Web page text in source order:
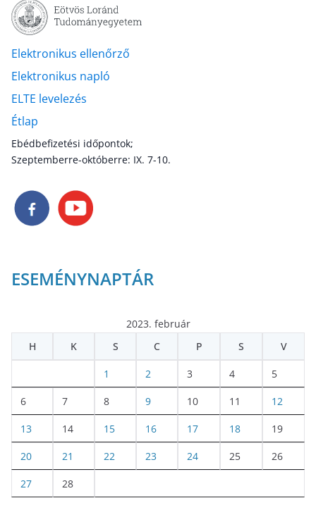
Elektronikus ellenőrző
Elektronikus napló
ELTE levelezés
Étlap
Ebédbefizetési időpontok;
Szeptemberre-októberre: IX. 7-10.
ESEMÉNYNAPTÁR
2023. február
H
K S C P S V
1 2 3 4 5
6 7 8 9 10 11 12
13 14 15 16 17 18 19
20 21 22 23 24 25 26
27 28